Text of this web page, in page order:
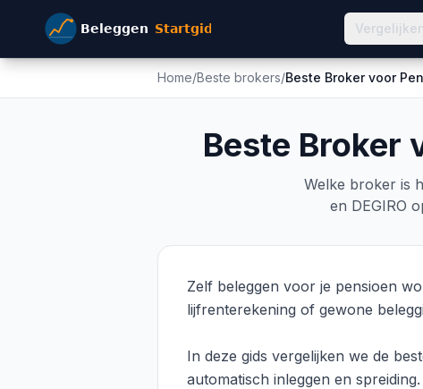
Vergelijken
Home/Beste brokers/Beste Broker voor
Beste Broker
Welke broker is
en DEGIRO
Zelf beleggen voor je pensioen
lijfrenterekening of gewone
In deze gids vergelijken we de
automatisch inleggen en spreiding.